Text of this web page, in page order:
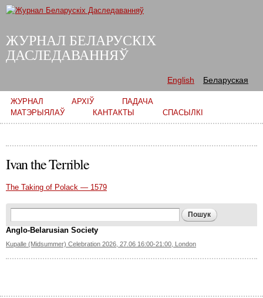
main
ЖУРНАЛ БЕЛАРУСКІХ
ДАСЛЕДАВАННЯЎ
English Беларуская
Main menu
ЖУРНАЛ АРХІЎ
ПАДАЧА
МАТЭРЫЯЛАЎ
КАНТАКТЫ СПАСЫЛКІ
Ivan the Terrible
The Taking of Polack — 1579
Search form
Anglo-Belarusian Society
Kupalle (Midsummer) Celebration 2026, 27.06 16:00-21:00, London